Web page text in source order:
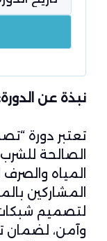
نبذة عن
تعتبر دورة
الصالحة
المياه
المشاركين
لتصميم
وآمن، لضمان